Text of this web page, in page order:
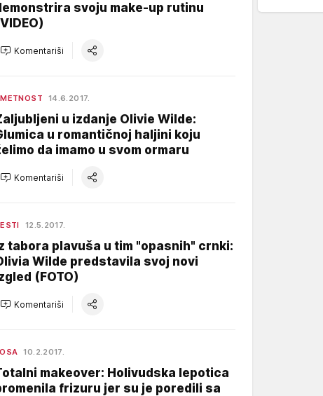
svoju make-up rutinu
Komentariši
14.6.2017.
u izdanje Olivie Wilde:
u romantičnoj haljini koju
da imamo u svom ormaru
Komentariši
12.5.2017.
tabora plavuša u tim "opasnih" crnki:
Wilde predstavila svoj novi
(FOTO)
Komentariši
10.2.2017.
makeover: Holivudska lepotica
frizuru jer su je poredili sa